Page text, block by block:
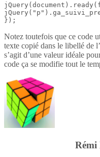
});
Notez toutefois que ce code
texte copié dans le libellé de
s’agit d’une valeur idéale
code ça se modifie tout le